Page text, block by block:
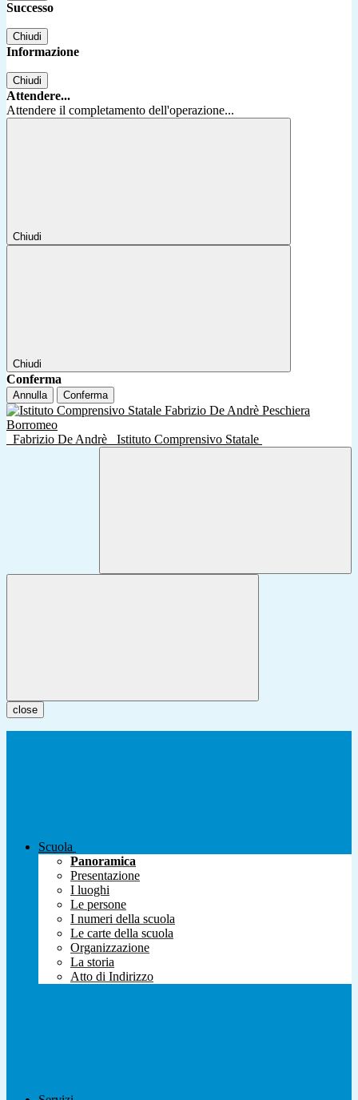
Successo
Chiudi
Informazione
Chiudi
Attendere...
Attendere il completamento dell'operazione...
Chiudi
Chiudi
Conferma
Annulla Conferma
Fabrizio De Andrè Istituto Comprensivo Statale
close
Scuola
Panoramica
Presentazione
I luoghi
Le persone
I numeri della scuola
Le carte della scuola
Organizzazione
La storia
Atto di Indirizzo